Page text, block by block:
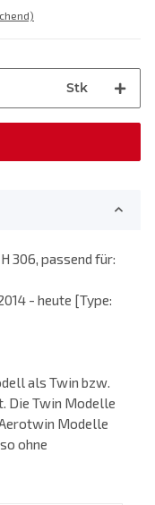
Stk
306, passend für:
- heute [Type:
als Twin bzw.
Die Twin Modelle
Modelle
ohne